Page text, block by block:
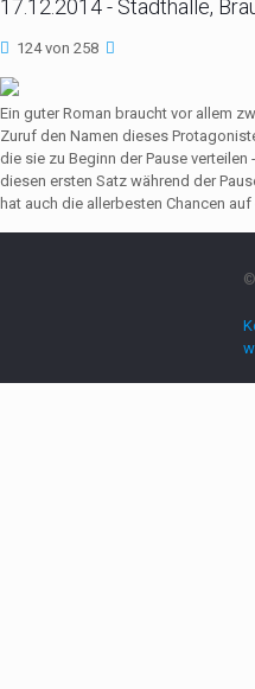
17.12.2014 - Stadthalle,
124 von 258
Ein guter Roman braucht vor allem
Zuruf den Namen dieses
die sie zu Beginn der Pause
diesen ersten Satz während der
hat auch die allerbesten Chancen